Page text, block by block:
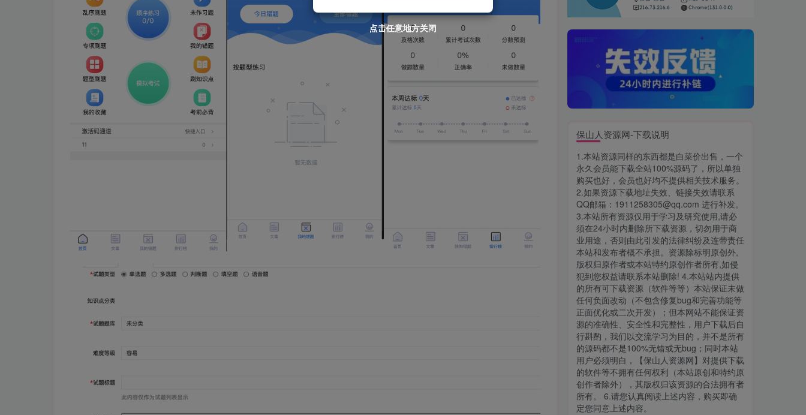
保山人资源网-下载说明
1.本站资源同样的东西都是白菜价出售，一个
永久会员能下载全站100%源码了，所以单独
购买也好，会员也好均不提供相关技术服务。
2.如果资源下载地址失效、链接失效请联系
QQ邮箱：1911258305@qq.com 进行补发。
3.本站所有资源仅用于学习及研究使用,请必
须在24小时内删除所下载资源，切勿用于商
业用途，否则由此引发的法律纠纷及连带责任
本站和发布者概不承担。资源除标明原创外,
版权归原作者或本站特约原创作者所有,如侵
犯到您权益请联系本站删除! 4.本站站内提供
的所有可下载资源（软件等等）本站保证未做
任何负面改动（不包含修复bug和完善功能等
正面优化或二次开发）；但本网站不能保证资
源的准确性、安全性和完整性，用户下载后自
行斟酌，我们以交流学习为目的，并不是所有
的源码都不是100%无错或无bug；同时本站
用户必须明白，【保山人资源网】对提供下载
的软件等不拥有任何权利（本站原创和特约原
创作者除外），其版权归该资源的合法拥有者
所有。 6.请您认真阅读上述内容，购买即确
定您同意上述内容。
点击任意地方关闭
点击任意地方关闭
点击任意地方关闭
点击任意地方关闭
点击任意地方关闭
点击任意地方关闭
点击任意地方关闭